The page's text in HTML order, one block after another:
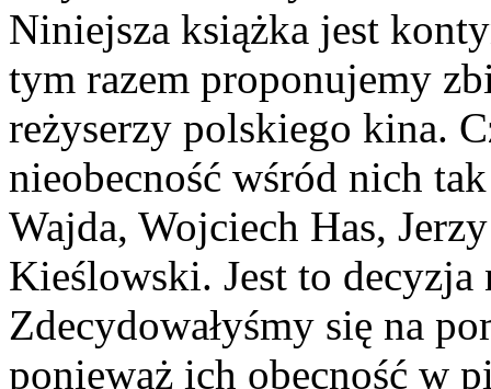
Niniejsza książka jest
tym razem proponujemy
reżyserzy polskiego kina.
nieobecność wśród nich
Wajda, Wojciech Has,
Kieślowski. Jest to decyzja
Zdecydowałyśmy się na
ponieważ ich obecność w